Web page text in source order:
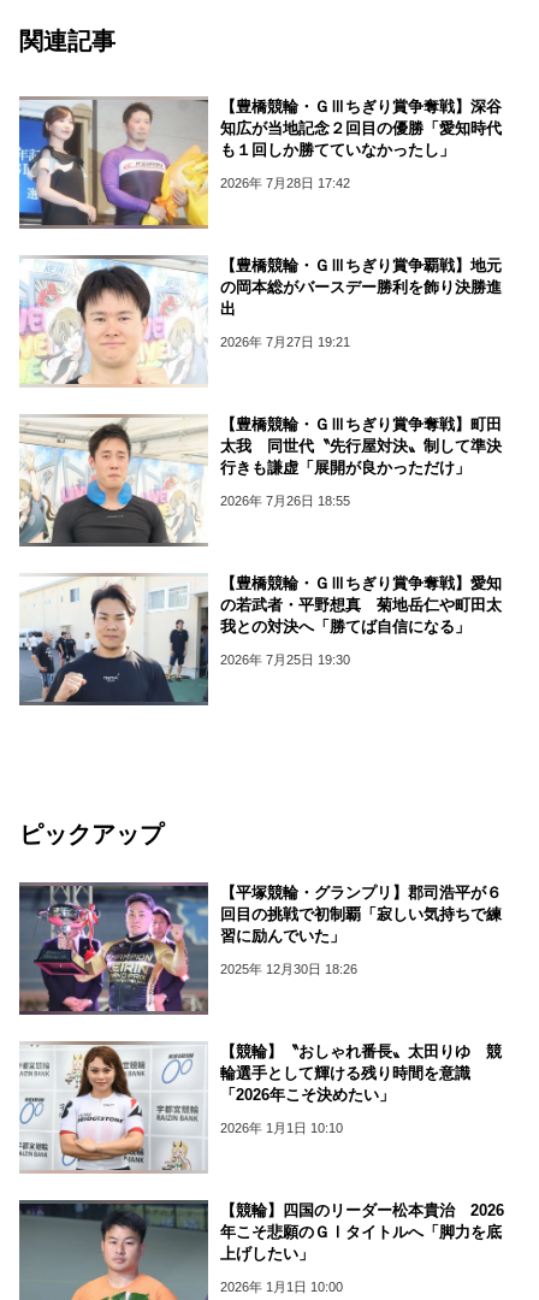
関連記事
【豊橋競輪・ＧⅢちぎり賞争奪戦】深谷
知広が当地記念２回目の優勝「愛知時代
も１回しか勝てていなかったし」
2026年 7月28日 17:42
【豊橋競輪・ＧⅢちぎり賞争覇戦】地元
の岡本総がバースデー勝利を飾り決勝進
出
2026年 7月27日 19:21
【豊橋競輪・ＧⅢちぎり賞争奪戦】町田
太我 同世代〝先行屋対決〟制して準決
行きも謙虚「展開が良かっただけ」
2026年 7月26日 18:55
【豊橋競輪・ＧⅢちぎり賞争奪戦】愛知
の若武者・平野想真 菊地岳仁や町田太
我との対決へ「勝てば自信になる」
2026年 7月25日 19:30
ピックアップ
【平塚競輪・グランプリ】郡司浩平が６
回目の挑戦で初制覇「寂しい気持ちで練
習に励んでいた」
2025年 12月30日 18:26
【競輪】〝おしゃれ番長〟太田りゆ 競
輪選手として輝ける残り時間を意識
「2026年こそ決めたい」
2026年 1月1日 10:10
【競輪】四国のリーダー松本貴治 2026
年こそ悲願のＧⅠタイトルへ「脚力を底
上げしたい」
2026年 1月1日 10:00